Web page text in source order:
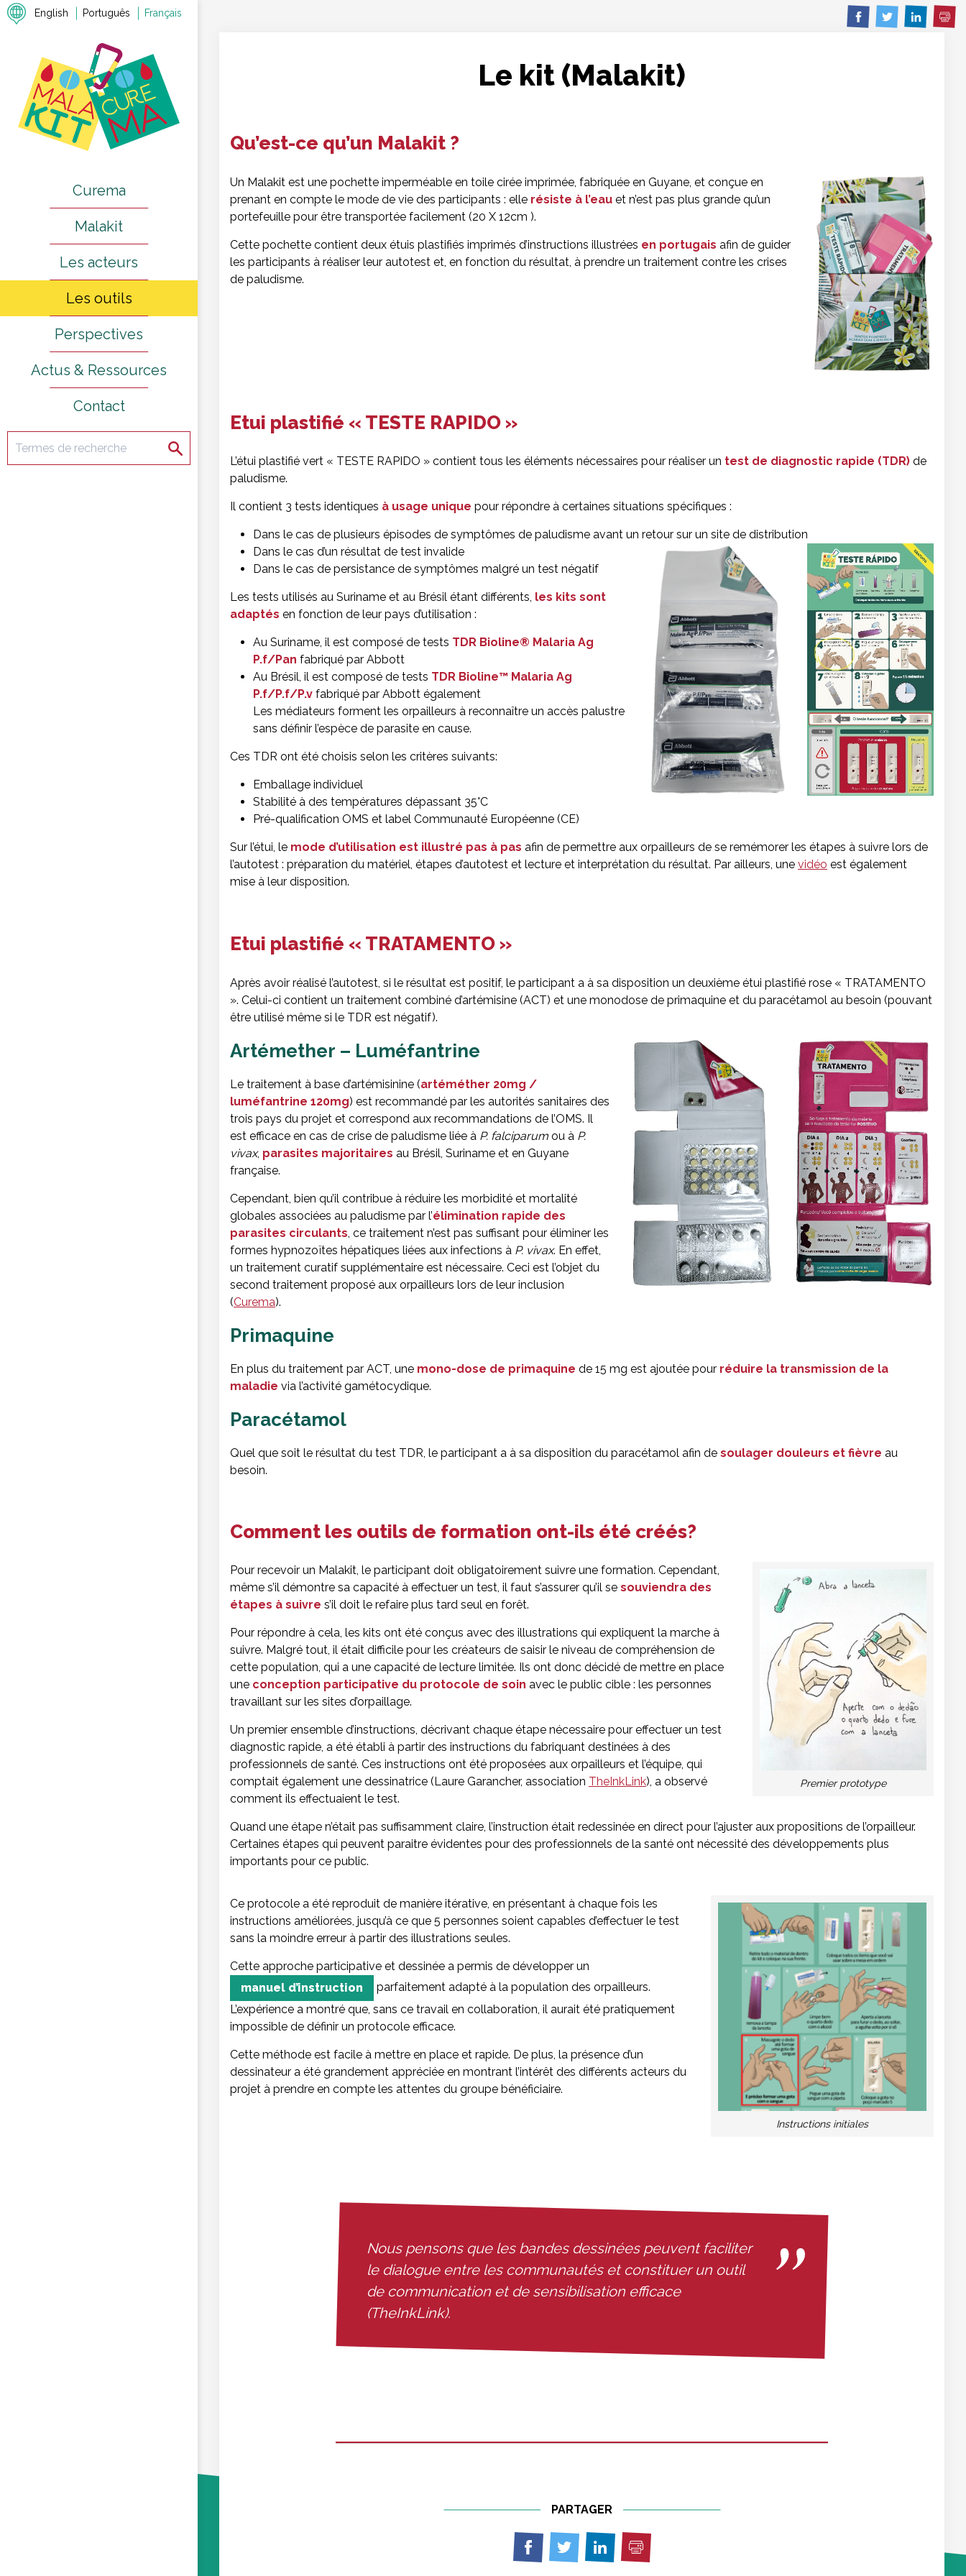
English Português Français
Curema
Malakit
Les acteurs
Les outils
Perspectives
Actus & Ressources
Contact
Rechercher Rechercher
PartagerPartagerPartager
Le kit (Malakit)
Qu’est-ce qu’un Malakit ?
Un Malakit est une pochette imperméable en toile cirée imprimée, fabriquée en Guyane, et conçue en
prenant en compte le mode de vie des participants : elle résiste à l’eau et n’est pas plus grande qu’un
portefeuille pour être transportée facilement (20 X 12cm ).
Cette pochette contient deux étuis plastifiés imprimés d’instructions illustrées en portugais afin de guider
les participants à réaliser leur autotest et, en fonction du résultat, à prendre un traitement contre les crises
de paludisme.
Etui plastifié « TESTE RAPIDO »
L’étui plastifié vert « TESTE RAPIDO » contient tous les éléments nécessaires pour réaliser un test de diagnostic rapide (TDR) de
paludisme.
Il contient 3 tests identiques à usage unique pour répondre à certaines situations spécifiques :
Dans le cas de plusieurs épisodes de symptômes de paludisme avant un retour sur un site de distribution
Dans le cas d’un résultat de test invalide
Dans le cas de persistance de symptômes malgré un test négatif
Les tests utilisés au Suriname et au Brésil étant différents, les kits sont
adaptés en fonction de leur pays d’utilisation :
Au Suriname, il est composé de tests TDR Bioline® Malaria Ag
P.f/Pan fabriqué par Abbott
Au Brésil, il est composé de tests TDR Bioline™ Malaria Ag
P.f/P.f/P.v fabriqué par Abbott également
Les médiateurs forment les orpailleurs à reconnaître un accès palustre
sans définir l’espèce de parasite en cause.
Ces TDR ont été choisis selon les critères suivants:
Emballage individuel
Stabilité à des températures dépassant 35°C
Pré-qualification OMS et label Communauté Européenne (CE)
Sur l’étui, le mode d’utilisation est illustré pas à pas afin de permettre aux orpailleurs de se remémorer les étapes à suivre lors de
l’autotest : préparation du matériel, étapes d’autotest et lecture et interprétation du résultat. Par ailleurs, une vidéo est également
mise à leur disposition.
Etui plastifié « TRATAMENTO »
Après avoir réalisé l’autotest, si le résultat est positif, le participant a à sa disposition un deuxième étui plastifié rose « TRATAMENTO
». Celui-ci contient un traitement combiné d’artémisine (ACT) et une monodose de primaquine et du paracétamol au besoin (pouvant
être utilisé même si le TDR est négatif).
Artémether – Luméfantrine
Le traitement à base d’artémisinine (artéméther 20mg /
luméfantrine 120mg) est recommandé par les autorités sanitaires des
trois pays du projet et correspond aux recommandations de l’OMS. Il
est efficace en cas de crise de paludisme liée à P. falciparum ou à P.
vivax, parasites majoritaires au Brésil, Suriname et en Guyane
française.
Cependant, bien qu’il contribue à réduire les morbidité et mortalité
globales associées au paludisme par l’élimination rapide des
parasites circulants, ce traitement n’est pas suffisant pour éliminer les
formes hypnozoïtes hépatiques liées aux infections à P. vivax. En effet,
un traitement curatif supplémentaire est nécessaire. Ceci est l’objet du
second traitement proposé aux orpailleurs lors de leur inclusion
(Curema).
Primaquine
En plus du traitement par ACT, une mono-dose de primaquine de 15 mg est ajoutée pour réduire la transmission de la
maladie via l’activité gamétocydique.
Paracétamol
Quel que soit le résultat du test TDR, le participant a à sa disposition du paracétamol afin de soulager douleurs et fièvre au
besoin.
Comment les outils de formation ont-ils été créés?
Premier prototype
Pour recevoir un Malakit, le participant doit obligatoirement suivre une formation. Cependant,
même s’il démontre sa capacité à effectuer un test, il faut s’assurer qu’il se souviendra des
étapes à suivre s’il doit le refaire plus tard seul en forêt.
Pour répondre à cela, les kits ont été conçus avec des illustrations qui expliquent la marche à
suivre. Malgré tout, il était difficile pour les créateurs de saisir le niveau de compréhension de
cette population, qui a une capacité de lecture limitée. Ils ont donc décidé de mettre en place
une conception participative du protocole de soin avec le public cible : les personnes
travaillant sur les sites d’orpaillage.
Un premier ensemble d’instructions, décrivant chaque étape nécessaire pour effectuer un test
diagnostic rapide, a été établi à partir des instructions du fabriquant destinées à des
professionnels de santé. Ces instructions ont été proposées aux orpailleurs et l’équipe, qui
comptait également une dessinatrice (Laure Garancher, association TheInkLink), a observé
comment ils effectuaient le test.
Quand une étape n’était pas suffisamment claire, l’instruction était redessinée en direct pour l’ajuster aux propositions de l’orpailleur.
Certaines étapes qui peuvent paraitre évidentes pour des professionnels de la santé ont nécessité des développements plus
importants pour ce public.
Instructions initiales
Ce protocole a été reproduit de manière itérative, en présentant à chaque fois les
instructions améliorées, jusqu’à ce que 5 personnes soient capables d’effectuer le test
sans la moindre erreur à partir des illustrations seules.
Cette approche participative et dessinée a permis de développer un
manuel d’instruction
parfaitement adapté à la population des orpailleurs.
L’expérience a montré que, sans ce travail en collaboration, il aurait été pratiquement
impossible de définir un protocole efficace.
Cette méthode est facile à mettre en place et rapide. De plus, la présence d’un
dessinateur a été grandement appréciée en montrant l’intérêt des différents acteurs du
projet à prendre en compte les attentes du groupe bénéficiaire.
Nous pensons que les bandes dessinées peuvent faciliter
le dialogue entre les communautés et constituer un outil
de communication et de sensibilisation efficace
(TheInkLink).
PARTAGER
PartagerPartagerPartagerImprimer